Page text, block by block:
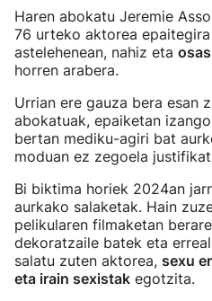
Haren abokatu Jeremie
76 urteko aktorea
astelehenean, nahiz eta
horren arabera.
Urrian ere gauza bera esan
abokatuak, epaiketan
bertan mediku-agiri bat
moduan ez zegoela
Bi biktima horiek 2024an
aurkako salaketak. Hain
pelikularen filmaketan
dekoratzaile batek eta
salatu zuten aktorea, sexu
eta irain sexistak egotzita.